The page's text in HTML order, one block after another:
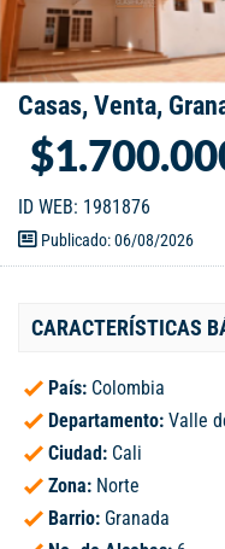
Casas, Venta,
ID WEB: 1981876
Publicado: 06/08/2026
CARACTERÍSTICAS
País: Colombia
Departamento: Valle
Ciudad: Cali
Zona: Norte
Barrio: Granada